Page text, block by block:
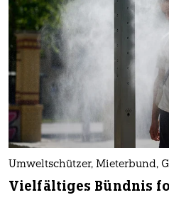
Umweltschützer, Mieterbund,
Vielfältiges Bündnis